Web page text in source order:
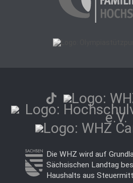
Die WHZ wird auf
Sächsischen Landtag
Haushalts aus